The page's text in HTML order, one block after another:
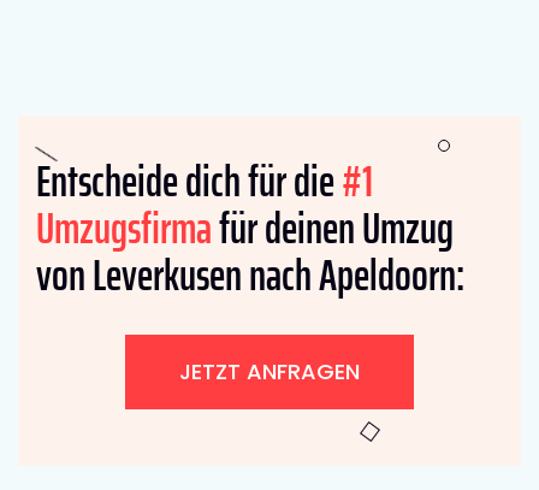
Entscheide dich für die#1
Umzugsfirmafür deinen Umzug
von Leverkusen nach Apeldoorn:
JETZT ANFRAGEN